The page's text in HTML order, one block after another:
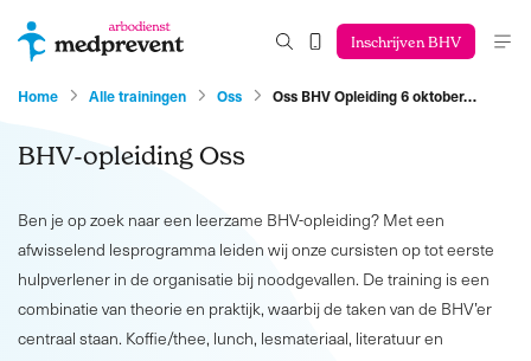
Inschrijven BHV
Home Alle trainingen Oss Oss BHV Opleiding 6 oktober…
BHV-opleiding Oss
Ben je op zoek naar een leerzame BHV-opleiding? Met een
afwisselend lesprogramma leiden wij onze cursisten op tot eerste
hulpverlener in de organisatie bij noodgevallen. De training is een
combinatie van theorie en praktijk, waarbij de taken van de BHV’er
centraal staan. Koffie/thee, lunch, lesmateriaal, literatuur en